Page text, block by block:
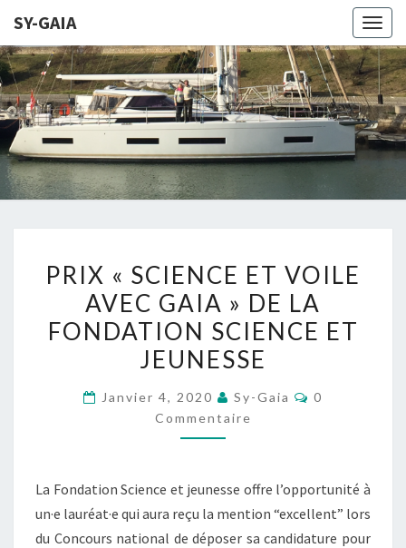
SY-GAIA
SY-
GAIA
LE SITE DE
NOTRE
PROJET DE
NAVIGATION
SUR GAIA
« SCIENCE
ET
VOILE
AVEC
DE
LA
ET
JEUNESSE
PRIX « SCIENCE ET VOILE
AVEC GAIA » DE LA
FONDATION SCIENCE ET
JEUNESSE
Janvier 4, 2020 Sy-Gaia
0
Commentaire
La Fondation Science et jeunesse offre l’opportunité à
un·e lauréat·e qui aura reçu la mention “excellent” lors
du Concours national de déposer sa candidature pour